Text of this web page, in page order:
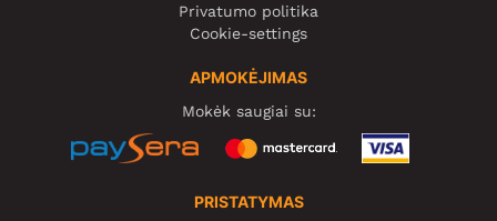
Privatumo politika
Cookie-settings
APMOKĖJIMAS
Mokėk saugiai su:
PRISTATYMAS